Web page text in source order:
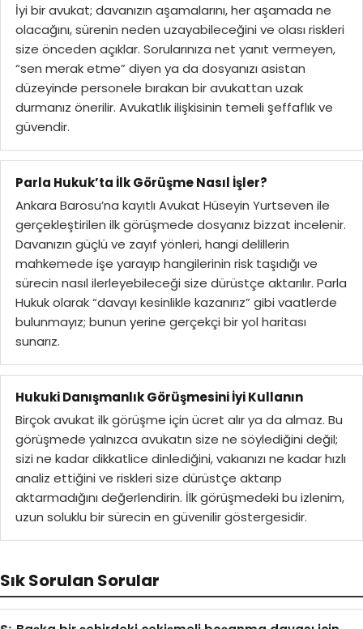
İyi bir avukat; davanızın aşamalarını, her aşamada ne
olacağını, sürenin neden uzayabileceğini ve olası riskleri
size önceden açıklar. Sorularınıza net yanıt vermeyen,
“sen merak etme” diyen ya da dosyanızı asistan
düzeyinde personele bırakan bir avukattan uzak
durmanız önerilir. Avukatlık ilişkisinin temeli şeffaflık ve
güvendir.
Parla Hukuk’ta İlk Görüşme Nasıl İşler?
Ankara Barosu’na kayıtlı Avukat Hüseyin Yurtseven ile
gerçekleştirilen ilk görüşmede dosyanız bizzat incelenir.
Davanızın güçlü ve zayıf yönleri, hangi delillerin
mahkemede işe yarayıp hangilerinin risk taşıdığı ve
sürecin nasıl ilerleyebileceği size dürüstçe aktarılır. Parla
Hukuk olarak “davayı kesinlikle kazanırız” gibi vaatlerde
bulunmayız; bunun yerine gerçekçi bir yol haritası
sunarız.
Hukuki Danışmanlık Görüşmesini İyi Kullanın
Birçok avukat ilk görüşme için ücret alır ya da almaz. Bu
görüşmede yalnızca avukatın size ne söylediğini değil;
sizi ne kadar dikkatlice dinlediğini, vakıanızı ne kadar hızlı
analiz ettiğini ve riskleri size dürüstçe aktarıp
aktarmadığını değerlendirin. İlk görüşmedeki bu izlenim,
uzun soluklu bir sürecin en güvenilir göstergesidir.
Sık Sorulan Sorular